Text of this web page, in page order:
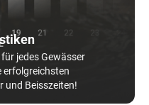
jedes Gewässer
erfolgreichsten
und Beisszeiten!